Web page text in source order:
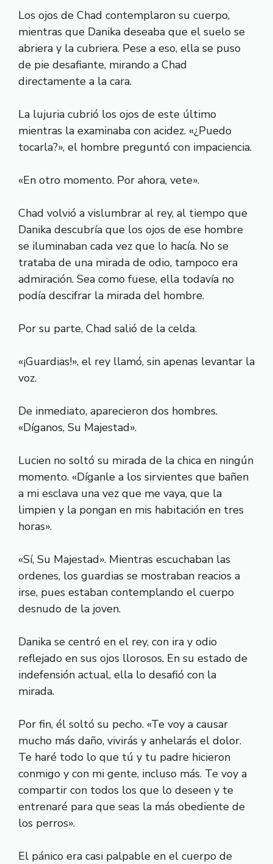
Los ojos de Chad contemplaron su cuerpo,
mientras que Danika deseaba que el suelo se
abriera y la cubriera. Pese a eso, ella se puso
de pie desafiante, mirando a Chad
directamente a la cara.
La lujuria cubrió los ojos de este último
mientras la examinaba con acidez. «¿Puedo
tocarla?», el hombre preguntó con impaciencia.
«En otro momento. Por ahora, vete».
Chad volvió a vislumbrar al rey, al tiempo que
Danika descubría que los ojos de ese hombre
se iluminaban cada vez que lo hacía. No se
trataba de una mirada de odio, tampoco era
admiración. Sea como fuese, ella todavía no
podía descifrar la mirada del hombre.
Por su parte, Chad salió de la celda.
«¡Guardias!», el rey llamó, sin apenas levantar la
voz.
De inmediato, aparecieron dos hombres.
«Díganos, Su Majestad».
Lucien no soltó su mirada de la chica en ningún
momento. «Díganle a los sirvientes que bañen
a mi esclava una vez que me vaya, que la
limpien y la pongan en mis habitación en tres
horas».
«Sí, Su Majestad». Mientras escuchaban las
ordenes, los guardias se mostraban reacios a
irse, pues estaban contemplando el cuerpo
desnudo de la joven.
Danika se centró en el rey, con ira y odio
reflejado en sus ojos llorosos. En su estado de
indefensión actual, ella lo desafió con la
mirada.
Por fin, él soltó su pecho. «Te voy a causar
mucho más daño, vivirás y anhelarás el dolor.
Te haré todo lo que tú y tu padre hicieron
conmigo y con mi gente, incluso más. Te voy a
compartir con todos los que lo deseen y te
entrenaré para que seas la más obediente de
los perros».
El pánico era casi palpable en el cuerpo de